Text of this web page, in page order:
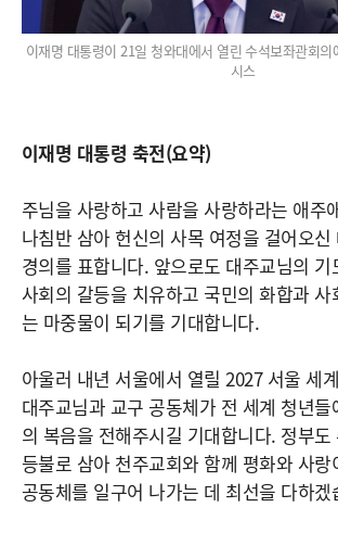
이재명 대통령이 21일 청와대에서 열린 수석보좌관회
시스
이재명 대통령 축전(요약)
주님을 사랑하고 사람을 사랑하라는 애주
나침반 삼아 헌신의 사목 여정을 걸어오
경의를 표합니다. 앞으로도 대주교님의
사회의 갈등을 치유하고 국민의 화합과
는 마중물이 되기를 기대합니다.
아울러 내년 서울에서 열릴 2027 서울 세
대주교님과 교구 공동체가 전 세계 청년
의 복음을 전해주시길 기대합니다. 정부
등불로 삼아 천주교회와 함께 평화와 사
공동체를 일구어 나가는 데 최선을 다하겠